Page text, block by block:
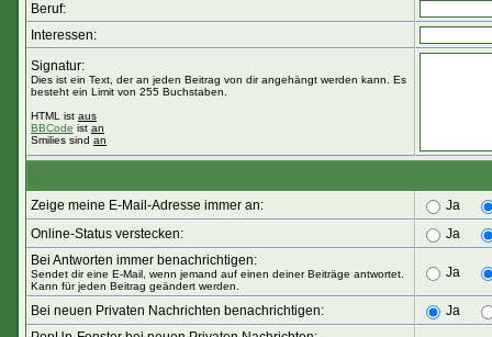
Beruf:
Interessen:
Signatur:
Dies ist ein Text, der an jeden Beitrag von dir angehängt werden kann. Es
besteht ein Limit von 255 Buchstaben.
HTML ist aus
BBCode ist an
Smilies sind an
Zeige meine E-Mail-Adresse immer an:
Ja
Online-Status verstecken:
Ja
Bei Antworten immer benachrichtigen:
Sendet dir eine E-Mail, wenn jemand auf einen deiner Beiträge antwortet.
Kann für jeden Beitrag geändert werden.
Ja
Bei neuen Privaten Nachrichten benachrichtigen:
Ja